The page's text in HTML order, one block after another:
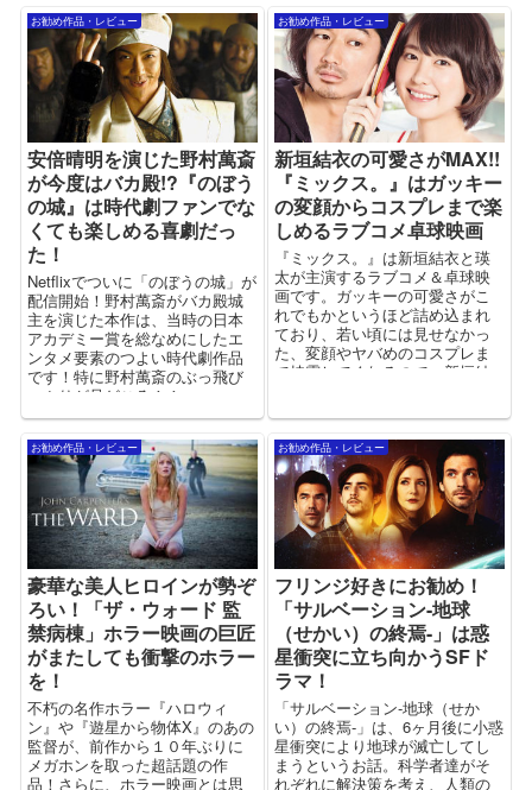
お勧め作品・レビュー
安倍晴明を演じた野村萬斎
が今度はバカ殿!?『のぼう
の城』は時代劇ファンでな
くても楽しめる喜劇だっ
た！
Netflixでついに「のぼうの城」が
配信開始！野村萬斎がバカ殿城
主を演じた本作は、当時の日本
アカデミー賞を総なめにしたエ
ンタメ要素のつよい時代劇作品
です！特に野村萬斎のぶっ飛び
っぷりが見どころ！！
お勧め作品・レビュー
新垣結衣の可愛さがMAX!!
『ミックス。』はガッキー
の変顔からコスプレまで楽
しめるラブコメ卓球映画
『ミックス。』は新垣結衣と瑛
太が主演するラブコメ＆卓球映
画です。ガッキーの可愛さがこ
れでもかというほど詰め込まれ
ており、若い頃には見せなかっ
た、変顔やヤバめのコスプレま
で披露してくれるので、新垣結
お勧め作品・レビュー
豪華な美人ヒロインが勢ぞ
ろい！「ザ・ウォード 監
禁病棟」ホラー映画の巨匠
がまたしても衝撃のホラー
を！
不朽の名作ホラー『ハロウィ
ン』や『遊星から物体X』のあの
監督が、前作から１０年ぶりに
メガホンを取った超話題の作
品！さらに、ホラー映画とは思
お勧め作品・レビュー
フリンジ好きにお勧め！
「サルベーション-地球
（せかい）の終焉-」は惑
星衝突に立ち向かうSFド
ラマ！
「サルベーション-地球（せか
い）の終焉-」は、6ヶ月後に小惑
星衝突により地球が滅亡してし
まうというお話。科学者達がそ
れぞれに解決策を考え、人類の